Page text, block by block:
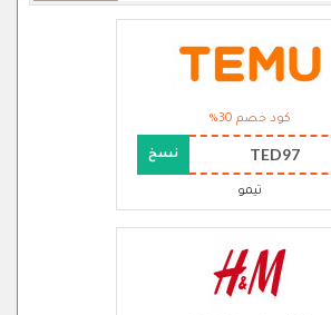
كود خصم 30%
TED97 نسخ
تيمو